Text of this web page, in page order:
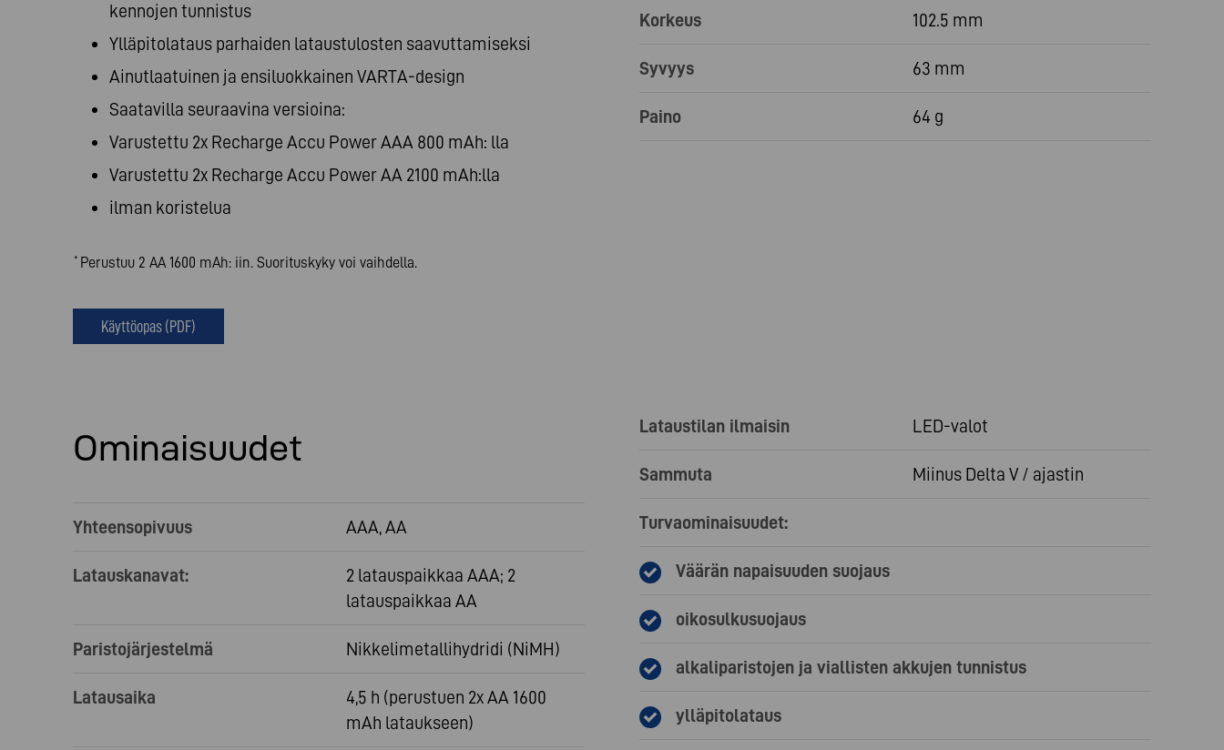
kennojen tunnistus
Ylläpitolataus parhaiden lataustulosten saavuttamiseksi
Ainutlaatuinen ja ensiluokkainen VARTA-design
Saatavilla seuraavina versioina:
Varustettu 2x Recharge Accu Power AAA 800 mAh: lla
Varustettu 2x Recharge Accu Power AA 2100 mAh:lla
ilman koristelua
* Perustuu 2 AA 1600 mAh: iin. Suorituskyky voi vaihdella.
Käyttöopas (PDF)
Korkeus 102.5 mm
Syvyys 63 mm
Paino 64 g
Ominaisuudet
Yhteensopivuus AAA, AA
Latauskanavat:
2 latauspaikkaa AAA; 2
latauspaikkaa AA
Paristojärjestelmä Nikkelimetallihydridi (NiMH)
Latausaika
4,5 h (perustuen 2x AA 1600
mAh lataukseen)
Lataustilan ilmaisin LED-valot
Sammuta Miinus Delta V / ajastin
Turvaominaisuudet:
Väärän napaisuuden suojaus
oikosulkusuojaus
alkaliparistojen ja viallisten akkujen tunnistus
ylläpitolataus